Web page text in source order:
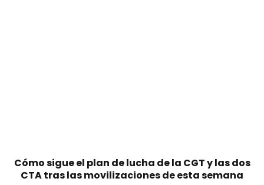
Cómo sigue el plan de lucha de la CGT y las dos
CTA tras las movilizaciones de esta semana